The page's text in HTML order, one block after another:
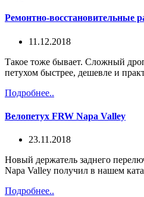
Ремонтно-восстановительные
11.12.2018
Такое тоже бывает. Сложный
петухом быстрее, дешевле и
Подробнее..
Велопетух FRW Napa Valley
23.11.2018
Новый держатель заднего
Napa Valley получил в нашем
Подробнее..